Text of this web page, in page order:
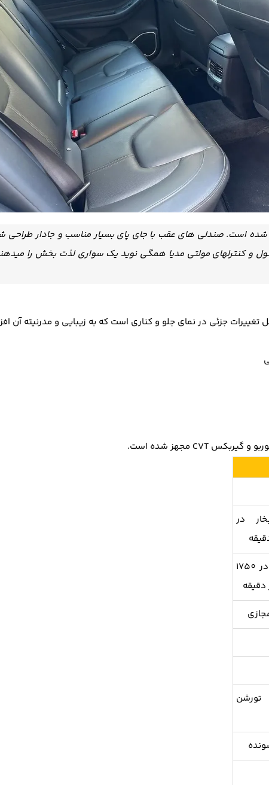
شده است. صندلی های عقب با جای پای بسیار مناسب و جادار
و کنترلهای مولتی مدیا همگی نوید یک سواری لذت بخش را
تغییرات جزئی در نمای جلو و کناری است که به زیبایی و مدرنیته آن
در
210 نیوتن متر در 1750